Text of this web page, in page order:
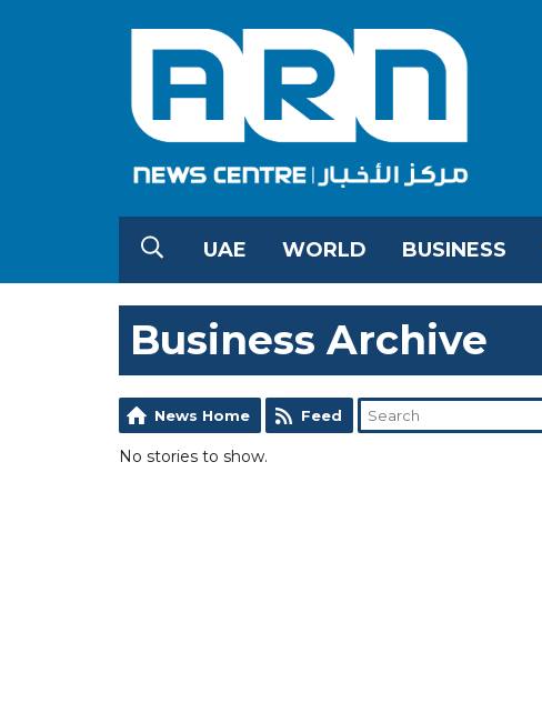
UAE WORLD BUSINESS
Business Archive
News Home Feed
No stories to show.